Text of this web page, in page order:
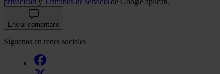
Enviar comentario
Síguenos en redes sociales